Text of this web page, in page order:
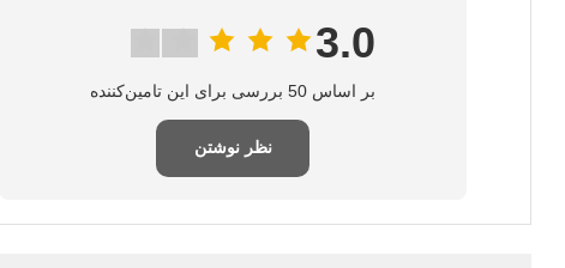
3.0
بر اساس 50 بررسی برای این تامین‌کننده
نظر نوشتن